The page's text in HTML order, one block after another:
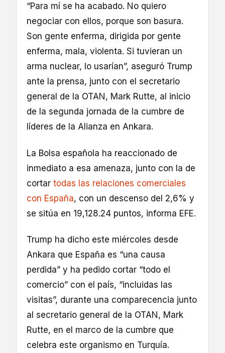
“Para mí se ha acabado. No quiero
negociar con ellos, porque son basura.
Son gente enferma, dirigida por gente
enferma, mala, violenta. Si tuvieran un
arma nuclear, lo usarían”, aseguró Trump
ante la prensa, junto con el secretario
general de la OTAN, Mark Rutte, al inicio
de la segunda jornada de la cumbre de
líderes de la Alianza en Ankara.
La Bolsa española ha reaccionado de
inmediato a esa amenaza, junto con la de
cortar todas las relaciones comerciales
con España, con un descenso del 2,6% y
se sitúa en 19,128.24 puntos, informa EFE.
Trump ha dicho este miércoles desde
Ankara que España es “una causa
perdida” y ha pedido cortar “todo el
comercio” con el país, “incluidas las
visitas”, durante una comparecencia junto
al secretario general de la OTAN, Mark
Rutte, en el marco de la cumbre que
celebra este organismo en Turquía.